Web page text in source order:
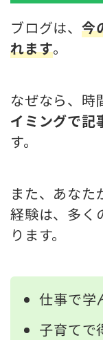
ブログは、 今
れます。
なぜなら、時
イミングで記
す。
また、あなた
経験は、多く
ります。
仕事で学
子育てで